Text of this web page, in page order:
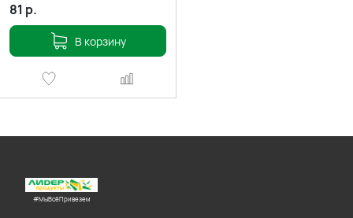
81 р.
В корзину
#МыВсёПривезем